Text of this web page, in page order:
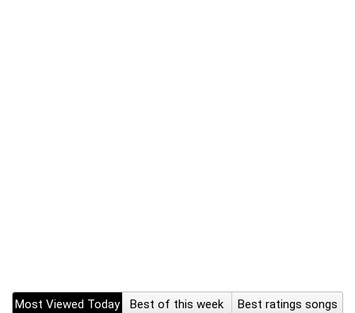
Most Viewed Today Best of this week
Best ratings songs